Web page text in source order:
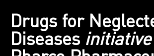
Drugs for
Diseases initiative